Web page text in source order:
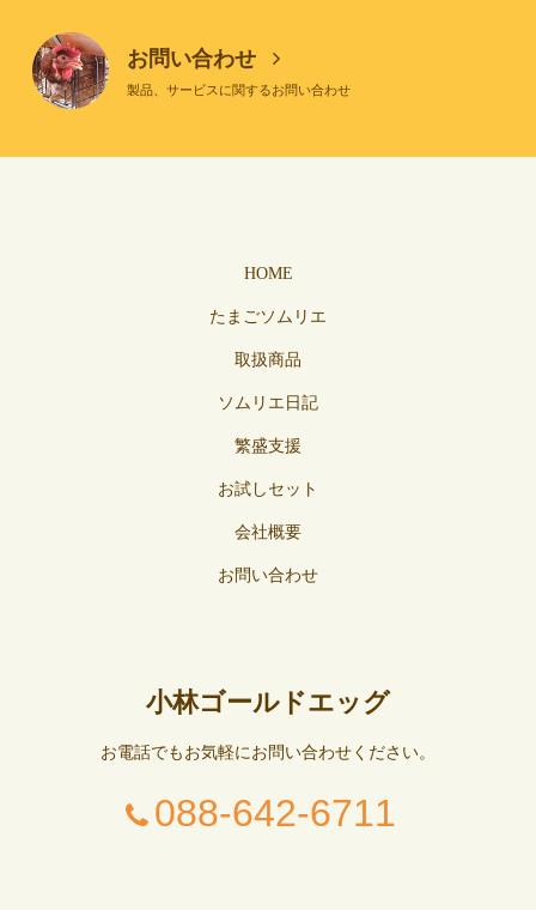
お問い合わせ
製品、サービスに関するお問い合わせ
HOME
たまごソムリエ
取扱商品
ソムリエ日記
繁盛支援
お試しセット
会社概要
お問い合わせ
小林ゴールドエッグ
お電話でもお気軽にお問い合わせください。
088-642-6711